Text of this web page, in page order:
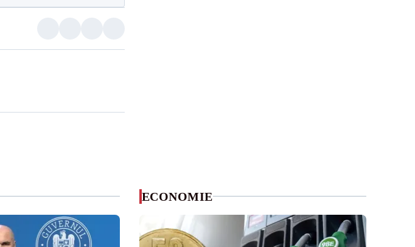
ECONOMIE